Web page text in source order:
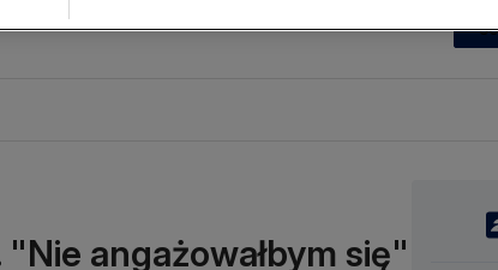
angażowałbym się"